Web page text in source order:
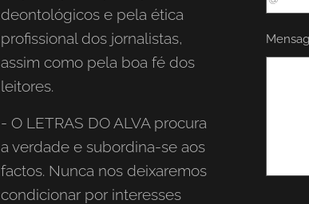
deontológicos e pela ética
profissional dos jornalistas,
assim como pela boa fé dos
leitores.
- O LETRAS DO ALVA procura
a verdade e subordina-se aos
factos. Nunca nos deixaremos
condicionar por interesses